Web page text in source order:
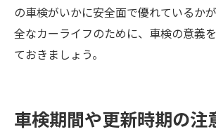
の車検がいかに安全面で優れているか
全なカーライフのために、車検の意義
ておきましょう。
車検期間や更新時期の注